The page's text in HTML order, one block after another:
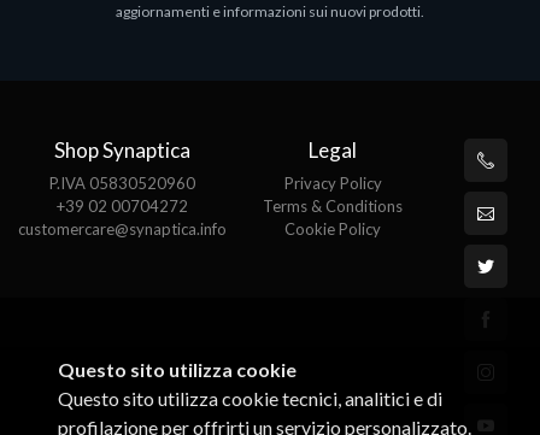
aggiornamenti e informazioni sui nuovi prodotti.
Shop Synaptica
P.IVA 05830520960
+39 02 00704272
customercare@synaptica.info
Legal
Privacy Policy
Terms & Conditions
Cookie Policy
Questo sito utilizza cookie
Questo sito utilizza cookie tecnici, analitici e di
profilazione per offrirti un servizio personalizzato.